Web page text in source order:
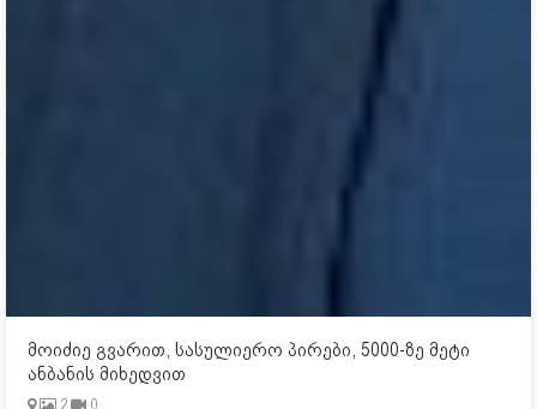
მოიძიე გვარით, სასულიერო პირები, 5000-ზე მეტი
ანბანის მიხედვით
2 0